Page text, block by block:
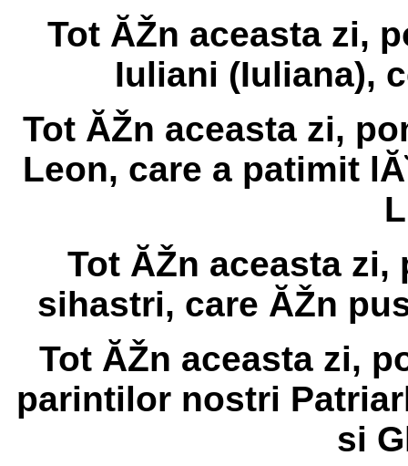
Tot ĂŽn aceasta zi,
Iuliani (Iuliana),
Tot ĂŽn aceasta zi,
Leon, care a patimit
Tot ĂŽn aceasta
sihastri, care ĂŽn
Tot ĂŽn aceasta zi,
parintilor nostri
si